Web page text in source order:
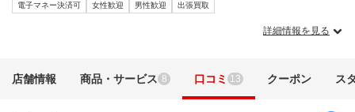
電子マネー決済可
女性歓迎 男性歓迎 出張買取
詳細情報を見る
店舗情報 商品・サービス 8 口コミ 13 クーポン ス